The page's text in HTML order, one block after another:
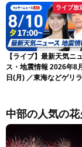
ライブ放
【ライブ】最新天気ニ
ス・地震情報 2026年8
日(月) ／東海などゲリ
ュースLiVEイブニング
木結衣／宇野沢達也〉
中部の人気の